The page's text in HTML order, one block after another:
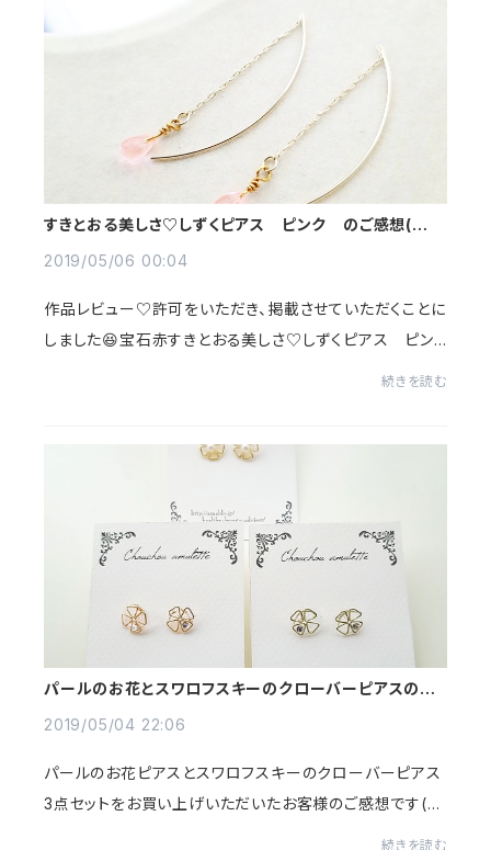
すきとおる美しさ♡しずくピアス ピンク のご感想(｡
2019/05/06 00:04
作品レビュー♡許可をいただき、掲載させていただくことに
しました😆宝石赤すきとおる美しさ♡しずくピアス ピン
続きを読む
パールのお花とスワロフスキーのクローバーピアスのご
2019/05/04 22:06
パールのお花ピアスとスワロフスキーのクローバーピアス
3点セットをお買い上げいただいたお客様のご感想です(*^
^*)今日早速着けました^_^華奢かなと思いましたが、着け
続きを読む